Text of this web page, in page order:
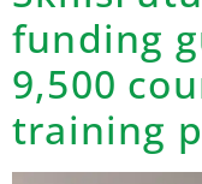
funding
9,500
training